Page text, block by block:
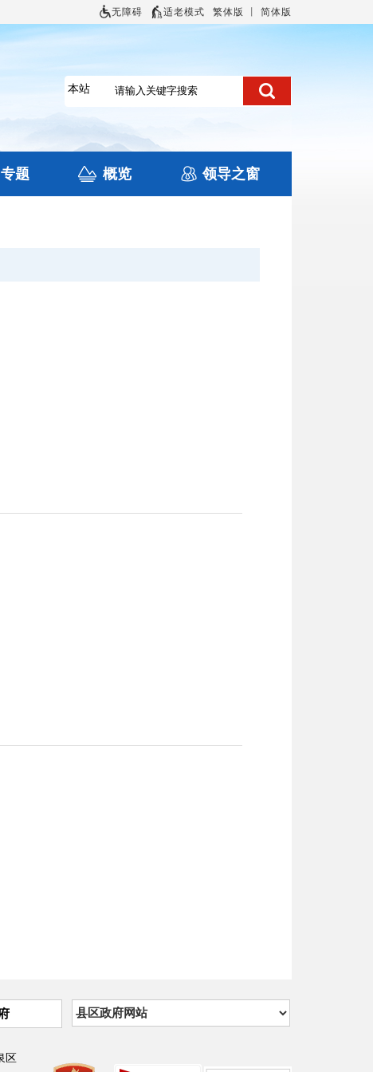
无障碍 适老模式 繁体版 简体版
专题 概览 领导之窗